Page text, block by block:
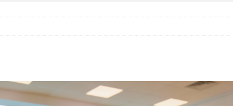
Juli 2026 ] 🎉 Noch freie Plätze beim Ferienspaß der Tanzschule Güth!